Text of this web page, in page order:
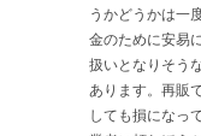
うかどうかは一
金のために安易
扱いとなりそう
あります。再販
しても損になっ